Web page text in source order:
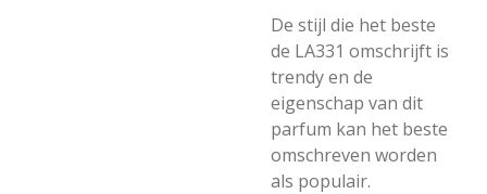
De stijl die het beste
de LA331 omschrijft is
trendy en de
eigenschap van dit
parfum kan het beste
omschreven worden
als populair.